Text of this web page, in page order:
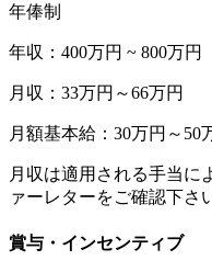
年俸制
年収：400万円 ~ 800万円
月収：33万円～66万円
月額基本給：30万円～50
月収は適用される手当に
ァーレターをご確認下さ
賞与・インセンティブ